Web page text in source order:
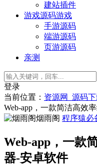
建站插件
游戏源码游戏
手游源码
端游源码
页游源码
亲测
登录
当前位置： 资源网_源码
Web-app，一款简洁高效
烟雨阁 程序猿必
Web-app，一款
器-安卓软件